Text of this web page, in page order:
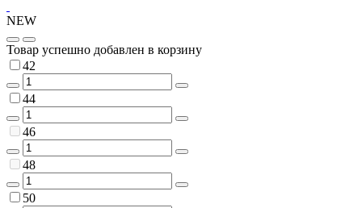
NEW
Товар успешно добавлен в корзину
42
44
46
48
50